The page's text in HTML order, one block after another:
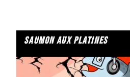
saumon aux platines